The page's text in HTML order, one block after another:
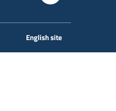
English site